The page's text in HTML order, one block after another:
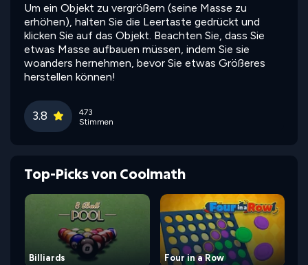
Um ein Objekt zu vergrößern (seine Masse zu
erhöhen), halten Sie die Leertaste gedrückt und
klicken Sie auf das Objekt. Beachten Sie, dass Sie
etwas Masse aufbauen müssen, indem Sie sie
woanders hernehmen, bevor Sie etwas Größeres
herstellen können!
3.8
473
Stimmen
Top-Picks von Coolmath
Billiards Four in a Row